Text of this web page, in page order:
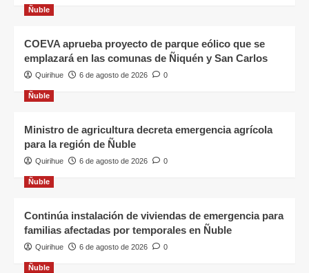
Ñuble
COEVA aprueba proyecto de parque eólico que se
emplazará en las comunas de Ñiquén y San Carlos
Quirihue 6 de agosto de 2026 0
Ñuble
Ministro de agricultura decreta emergencia agrícola
para la región de Ñuble
Quirihue 6 de agosto de 2026 0
Ñuble
Continúa instalación de viviendas de emergencia para
familias afectadas por temporales en Ñuble
Quirihue 6 de agosto de 2026 0
Ñuble